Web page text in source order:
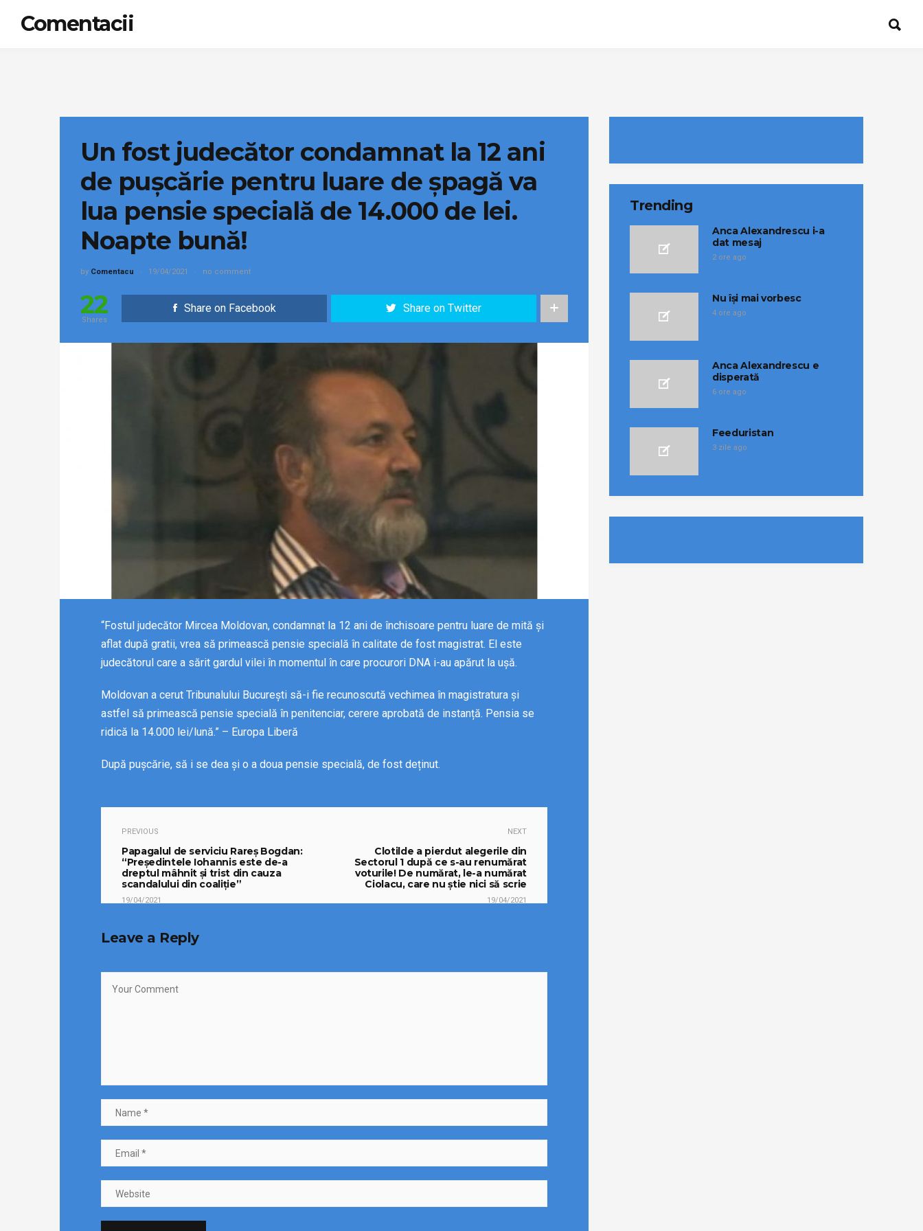
Comentacii
Un fost judecător condamnat la 12 ani
de pușcărie pentru luare de șpagă va
lua pensie specială de 14.000 de lei.
Noapte bună!
by Comentacu 19/04/2021 no comment
22
Shares
Share on Facebook Share on Twitter
“Fostul judecător Mircea Moldovan, condamnat la 12 ani de închisoare pentru luare de mită și
aflat după gratii, vrea să primească pensie specială în calitate de fost magistrat. El este
judecătorul care a sărit gardul vilei în momentul în care procurori DNA i-au apărut la ușă.
Moldovan a cerut Tribunalului București să-i fie recunoscută vechimea în magistratura și
astfel să primească pensie specială în penitenciar, cerere aprobată de instanță. Pensia se
ridică la 14.000 lei/lună.” – Europa Liberă
După pușcărie, să i se dea și o a doua pensie specială, de fost deținut.
PREVIOUS
Papagalul de serviciu Rareș Bogdan:
“Președintele Iohannis este de-a
dreptul mâhnit și trist din cauza
scandalului din coaliție”
19/04/2021
NEXT
Clotilde a pierdut alegerile din
Sectorul 1 după ce s-au renumărat
voturile! De numărat, le-a numărat
Ciolacu, care nu știe nici să scrie
19/04/2021
Leave a Reply
Trending
Anca Alexandrescu i-a
dat mesaj
2 ore ago
Nu își mai vorbesc
4 ore ago
Anca Alexandrescu e
disperată
6 ore ago
Feeduristan
3 zile ago